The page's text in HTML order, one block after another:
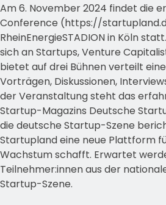
Am 6. November 2024 findet die
Conference (https://
RheinEnergieSTADION in Köln
sich an Startups, Venture
bietet auf drei Bühnen verteilt
Vorträgen, Diskussionen,
der Veranstaltung steht das
Startup-Magazins Deutsche
die deutsche Startup-Szene
Startupland eine neue Plattform
Wachstum schafft. Erwartet
Teilnehmer:innen aus der
Startup-Szene.